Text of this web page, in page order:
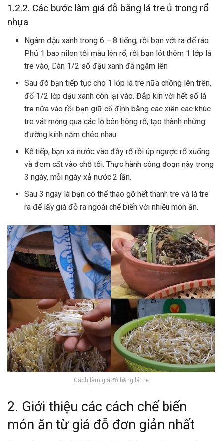
1.2.2. Các bước làm giá đỗ bằng lá tre ủ trong rổ
nhựa
Ngâm đậu xanh trong 6 – 8 tiếng, rồi bạn vớt ra để ráo.
Phủ 1 bao nilon tối màu lên rổ, rồi bạn lót thêm 1 lớp lá
tre vào, Dàn 1/2 số đậu xanh đã ngâm lên.
Sau đó bạn tiếp tục cho 1 lớp lá tre nữa chồng lên trên,
đổ 1/2 lớp dậu xanh còn lại vào. Đắp kín với hết số lá
tre nữa vào rồi bạn giữ cố định bằng các xiên các khúc
tre vát mỏng qua các lỗ bên hông rổ, tạo thành những
đường kính nằm chéo nhau.
Kế tiếp, bạn xả nước vào đầy rổ rồi úp ngược rổ xuống
và đem cất vào chỗ tối. Thực hành công đoạn này trong
3 ngày, mỗi ngày xả nước 2 lần.
Sau 3 ngày là bạn có thể tháo gỡ hết thanh tre và lá tre
ra để lấy giá đỗ ra ngoài chế biến với nhiều món ăn.
Cách làm giá đỗ bằng lá tre
2. Giới thiệu các cách chế biến
món ăn từ giá đỗ đơn giản nhất